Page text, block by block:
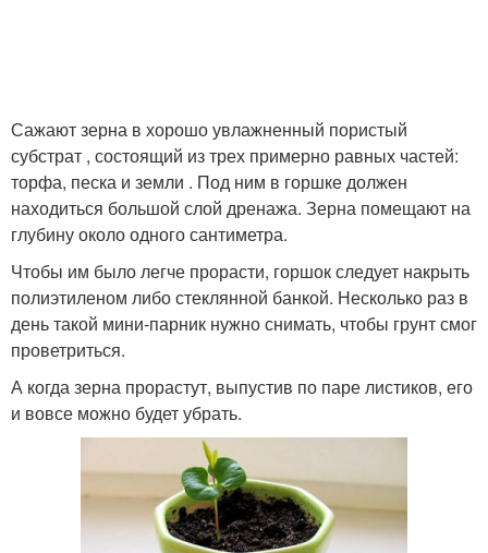
Сажают зерна в хорошо увлажненный пористый
субстрат , состоящий из трех примерно равных частей:
торфа, песка и земли . Под ним в горшке должен
находиться большой слой дренажа. Зерна помещают на
глубину около одного сантиметра.
Чтобы им было легче прорасти, горшок следует накрыть
полиэтиленом либо стеклянной банкой. Несколько раз в
день такой мини-парник нужно снимать, чтобы грунт смог
проветриться.
А когда зерна прорастут, выпустив по паре листиков, его
и вовсе можно будет убрать.